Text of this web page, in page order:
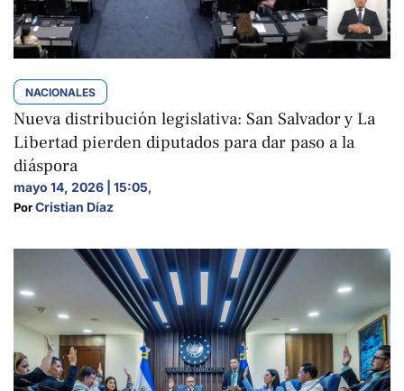
NACIONALES
Nueva distribución legislativa: San Salvador y La
Libertad pierden diputados para dar paso a la
diáspora
mayo 14, 2026 | 15:05,
Por Cristian Díaz